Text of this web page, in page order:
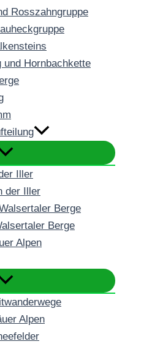
Rosszahngruppe
und Hornbachkette
Iller
der Iller
Berge
Berge
Alpen
Alpen